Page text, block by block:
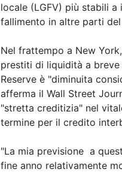
locale (LGFV) più stabili
fallimento in altre parti del
Nel frattempo a New
prestiti di liquidità a
Reserve è "diminuita
afferma il Wall Street
"stretta creditizia" nel
termine per il credito
"La mia previsione a
fine anno relativamente